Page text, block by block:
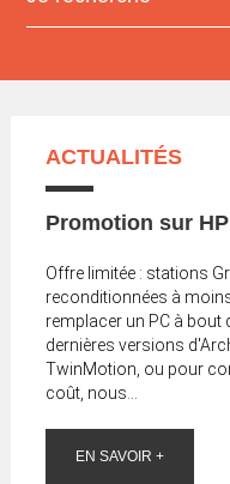
ACTUALITÉS
Promotion sur
Offre limitée : stations
reconditionnées à
remplacer un PC à bout
dernières versions
TwinMotion, ou pour
coût, nous...
EN SAVOIR +